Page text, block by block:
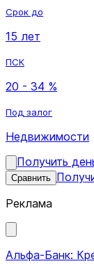
Срок до
15 лет
ПСК
20 - 34 %
Под залог
Недвижимости
Получить
Сравнить
Реклама
Альфа-Банк: